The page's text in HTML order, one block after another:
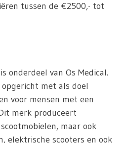
tussen de €2500,- tot
onderdeel van Os Medical.
met als doel
voor mensen met een
merk produceert
maar ook
elektrische scooters en ook